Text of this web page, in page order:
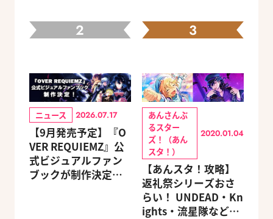
2
ニュース 2026.07.17
【9月発売予定】『O
VER REQUIEMZ』公
式ビジュアルファン
ブックが制作決定！
3
あんさんぶ
るスター
ズ！（あん
スタ！）
2020.01.04
【あんスタ！攻略】
返礼祭シリーズおさ
らい！ UNDEAD・Kn
ights・流星隊など、